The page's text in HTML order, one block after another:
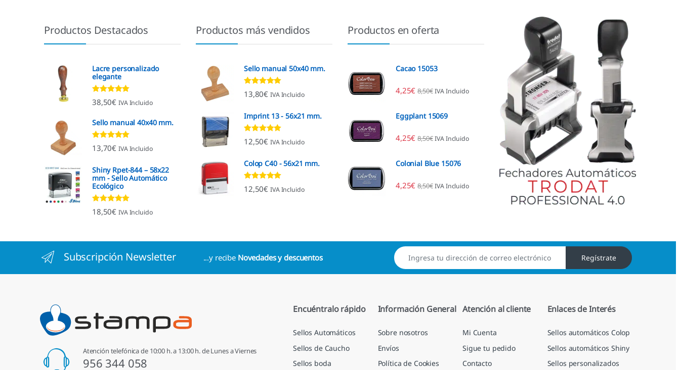
Productos Destacados
Lacre personalizado
elegante
Valorado con
4.92de 5
38,50€ IVA Incluido
Sello manual 40x40 mm.
Valorado con
4.96de 5
13,70€ IVA Incluido
Shiny Rpet-844 – 58x22
mm - Sello Automático
Ecológico
Valorado con
4.96de 5
18,50€ IVA Incluido
Productos más vendidos
Sello manual 50x40 mm.
Valorado con
4.80de 5
13,80€ IVA Incluido
Imprint 13 - 56x21 mm.
Valorado con
4.96de 5
12,50€ IVA Incluido
Colop C40 - 56x21 mm.
Valorado con
4.89de 5
12,50€ IVA Incluido
Productos en oferta
Cacao 15053
4,25€ 8,50€ IVA Incluido
Eggplant 15069
4,25€ 8,50€ IVA Incluido
Colonial Blue 15076
4,25€ 8,50€ IVA Incluido
Subscripción Newsletter ...y recibe Novedades y descuentos Regístrate
Atención telefónica de 10:00 h. a 13:00 h. de Lunes a Viernes
956 344 058
Encuéntralo rápido
Sellos Automáticos
Sellos de Caucho
Sellos boda
Información General
Sobre nosotros
Envíos
Política de Cookies
Atención al cliente
Mi Cuenta
Sigue tu pedido
Contacto
Enlaces de Interés
Sellos automáticos Colop
Sellos automáticos Shiny
Sellos personalizados